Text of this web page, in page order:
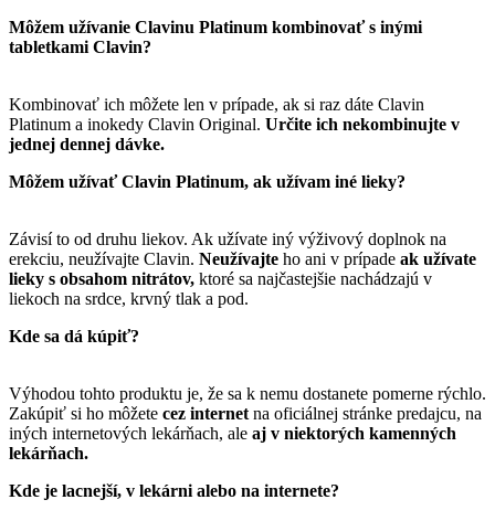
Môžem užívanie Clavinu Platinum kombinovať s inými
tabletkami Clavin?
Kombinovať ich môžete len v prípade, ak si raz dáte Clavin
Platinum a inokedy Clavin Original. Určite ich nekombinujte v
jednej dennej dávke.
Môžem užívať Clavin Platinum, ak užívam iné lieky?
Závisí to od druhu liekov. Ak užívate iný výživový doplnok na
erekciu, neužívajte Clavin. Neužívajte ho ani v prípade ak užívate
lieky s obsahom nitrátov, ktoré sa najčastejšie nachádzajú v
liekoch na srdce, krvný tlak a pod.
Kde sa dá kúpiť?
Výhodou tohto produktu je, že sa k nemu dostanete pomerne rýchlo.
Zakúpiť si ho môžete cez internet na oficiálnej stránke predajcu, na
iných internetových lekárňach, ale aj v niektorých kamenných
lekárňach.
Kde je lacnejší, v lekárni alebo na internete?